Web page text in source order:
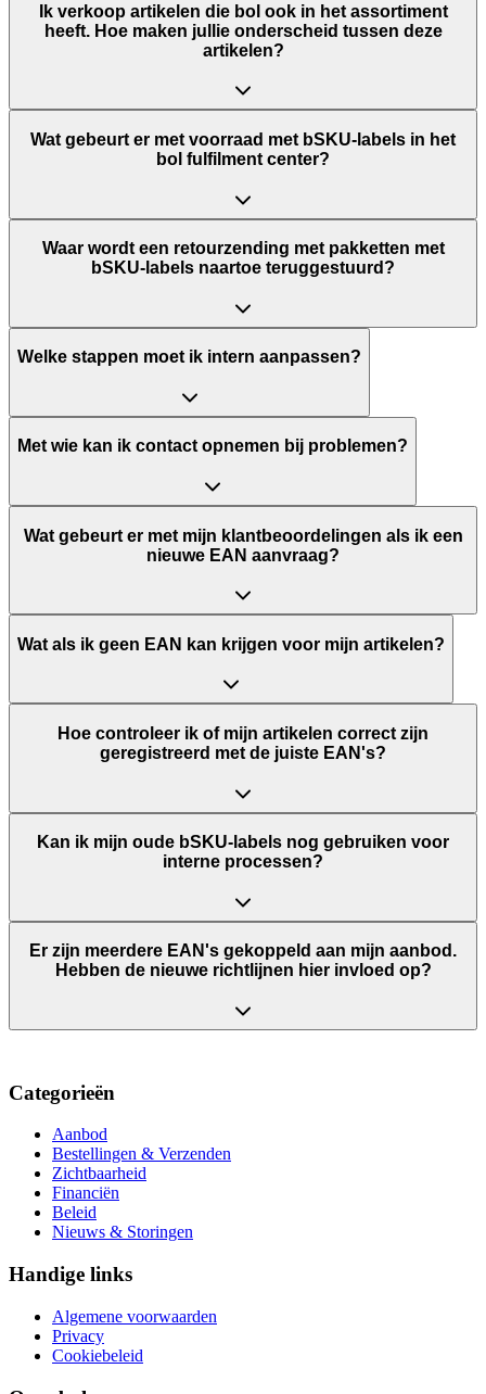
Ik verkoop artikelen die bol ook in het assortiment
heeft. Hoe maken jullie onderscheid tussen deze
artikelen?
Wat gebeurt er met voorraad met bSKU-labels in het
bol fulfilment center?
Waar wordt een retourzending met pakketten met
bSKU-labels naartoe teruggestuurd?
Welke stappen moet ik intern aanpassen?
Met wie kan ik contact opnemen bij problemen?
Wat gebeurt er met mijn klantbeoordelingen als ik een
nieuwe EAN aanvraag?
Wat als ik geen EAN kan krijgen voor mijn artikelen?
Hoe controleer ik of mijn artikelen correct zijn
geregistreerd met de juiste EAN's?
Kan ik mijn oude bSKU-labels nog gebruiken voor
interne processen?
Er zijn meerdere EAN's gekoppeld aan mijn aanbod.
Hebben de nieuwe richtlijnen hier invloed op?
Categorieën
Aanbod
Bestellingen & Verzenden
Zichtbaarheid
Financiën
Beleid
Nieuws & Storingen
Handige links
Algemene voorwaarden
Privacy
Cookiebeleid